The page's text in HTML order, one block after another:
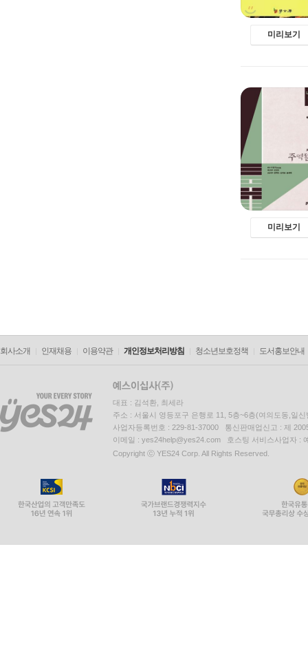
미리보기
미리보기
회사소개 인재채용 이용약관 개인정보처리방침 청소년보호정책 도서홍보안내
대표 : 김석환, 최세라
주소 : 서울시 영등포구 은행로 11, 5층~6층(여의도동,일신
사업자등록번호 : 229-81-37000 통신판매업신고 : 제
이메일 : yes24help@yes24.com 호스팅 서비스사업자 :
Copyright ⓒ YES24 Corp. All Rights Reserved.